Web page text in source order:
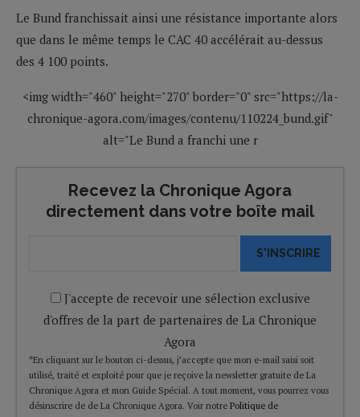
Le Bund franchissait ainsi une résistance importante alors
que dans le même temps le CAC 40 accélérait au-dessus
des 4 100 points.
<img width="460" height="270" border="0" src="https://la-
chronique-agora.com/images/contenu/110224_bund.gif"
alt="Le Bund a franchi une r
Recevez la Chronique Agora
directement dans votre boîte mail
S'INSCRIRE
J'accepte de recevoir une sélection exclusive
d'offres de la part de partenaires de La Chronique
Agora
*En cliquant sur le bouton ci-dessus, j’accepte que mon e-mail saisi soit
utilisé, traité et exploité pour que je reçoive la newsletter gratuite de La
Chronique Agora et mon Guide Spécial. A tout moment, vous pourrez vous
désinscrire de de La Chronique Agora. Voir notre Politique de